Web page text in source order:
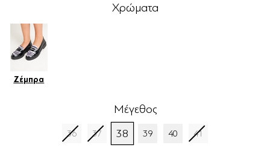
Χρώματα
Ζέμπρα
Μέγεθος
36 37 38 39 40 41